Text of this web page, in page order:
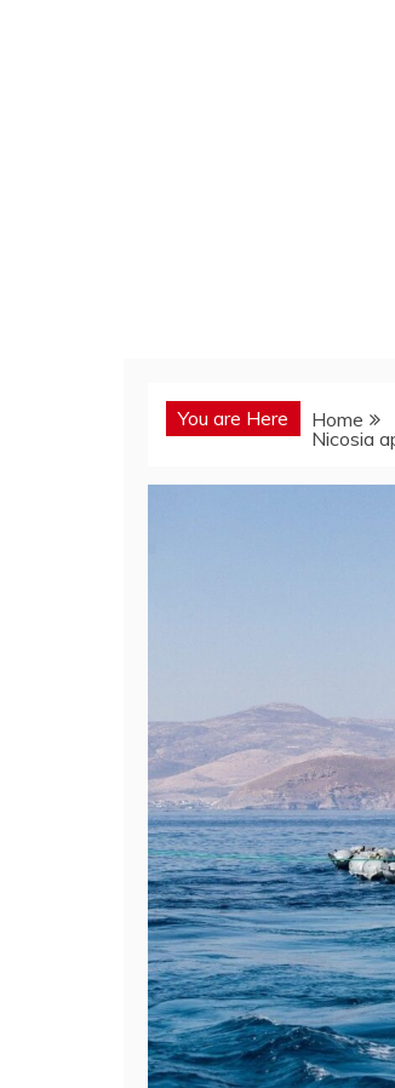
You are Here Home
Nicosia